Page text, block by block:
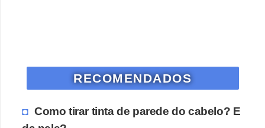
RECOMENDADOS
Como tirar tinta de parede do cabelo? E